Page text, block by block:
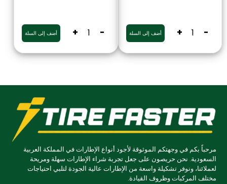
-
+ أضف إلى السلة -
+ أضف إلى السلة
مرحباً بكم في وجهتكم الموثوقة لأجود أنواع الإطارات في المملكة العربية
السعودية. نحن حريصون على جعل تجربة شراء الإطارات سهلة ومريحة
لعملائنا، ونوفر تشكيلة واسعة من الإطارات عالية الجودة لتلبي احتياجات
مختلف المركبات وظروف القيادة.